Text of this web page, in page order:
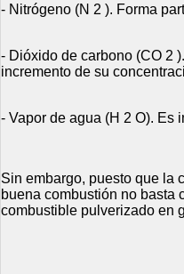
- Nitrógeno (N 2 ). Forma
- Dióxido de carbono (CO 2
incremento de su
- Vapor de agua (H 2 O). Es
Sin embargo, puesto que la
buena combustión no basta
combustible pulverizado en